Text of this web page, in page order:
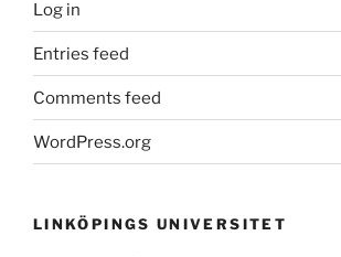
Log in
Entries feed
Comments feed
WordPress.org
LINKÖPINGS UNIVERSITET